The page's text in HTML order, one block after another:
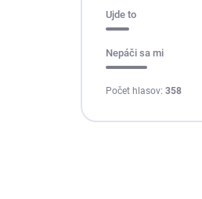
Ujde to
Nepáči sa mi
Počet hlasov: 358